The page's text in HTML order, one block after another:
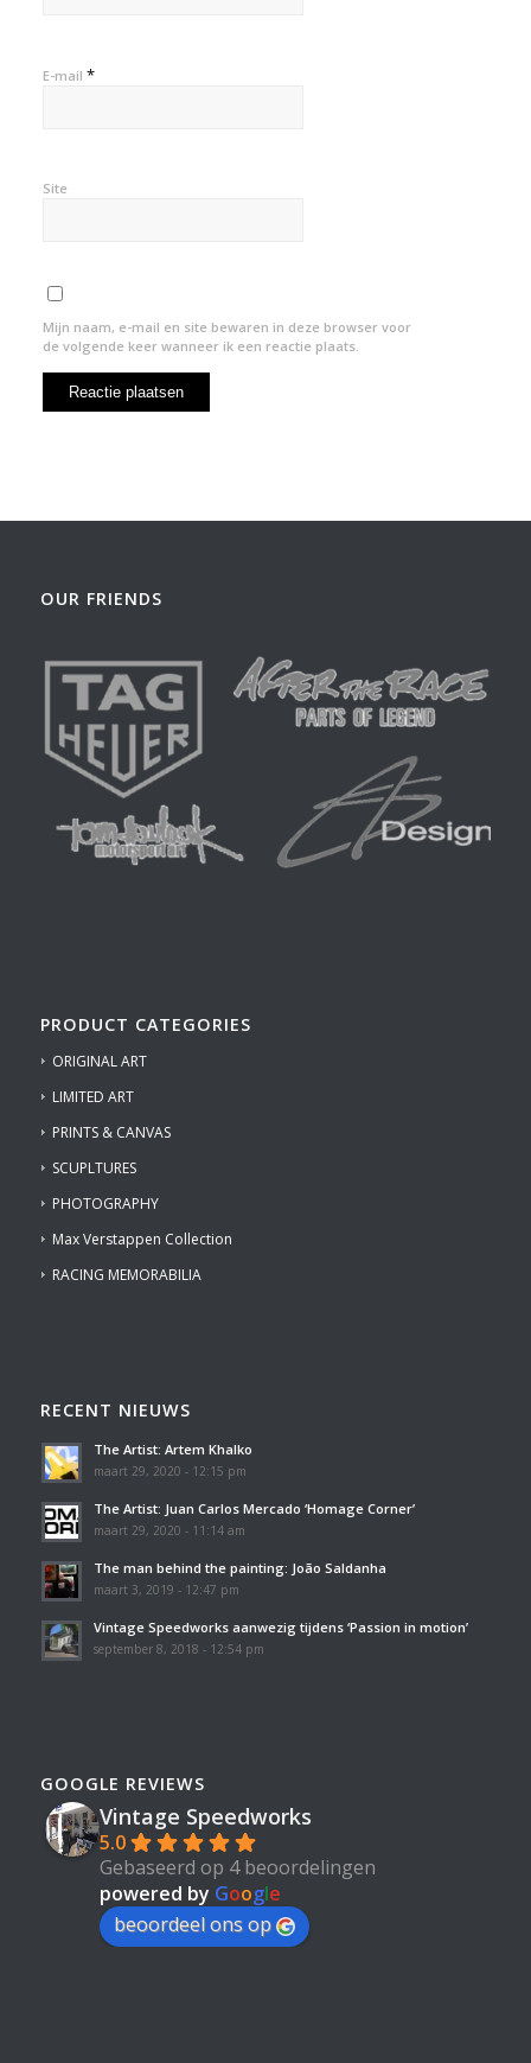
E-mail *
Site
Mijn naam, e-mail en site bewaren in deze browser voor
de volgende keer wanneer ik een reactie plaats.
OUR FRIENDS
PRODUCT CATEGORIES
ORIGINAL ART
LIMITED ART
PRINTS & CANVAS
SCUPLTURES
PHOTOGRAPHY
Max Verstappen Collection
RACING MEMORABILIA
RECENT NIEUWS
The Artist: Artem Khalko
maart 29, 2020 - 12:15 pm
The Artist: Juan Carlos Mercado ‘Homage Corner’
maart 29, 2020 - 11:14 am
The man behind the painting: João Saldanha
maart 3, 2019 - 12:47 pm
Vintage Speedworks aanwezig tijdens ‘Passion in motion’
september 8, 2018 - 12:54 pm
GOOGLE REVIEWS
Vintage Speedworks
5.0
Gebaseerd op 4 beoordelingen
powered by Google
beoordeel ons op